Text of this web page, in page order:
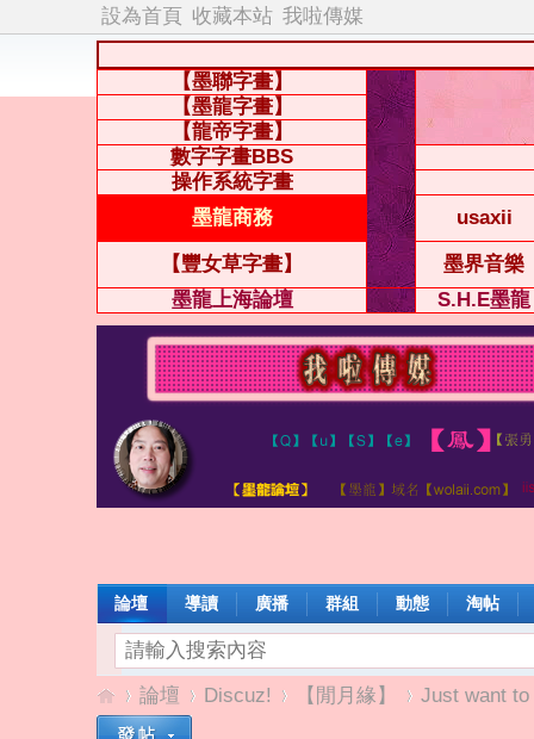
設為首頁 收藏本站 我啦傳媒
【墨聯字畫】
【墨龍字畫】
【龍帝字畫】
數字字畫BBS
操作系統字畫
墨龍商務
usaxii
【豐女草字畫】 墨界音樂
墨龍上海論壇
S.H.E墨龍
論壇 導讀 廣播 群組 動態 淘帖
論壇 Discuz! 【閒月緣】
Just want to